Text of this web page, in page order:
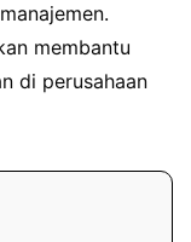
membantu
di perusahaan